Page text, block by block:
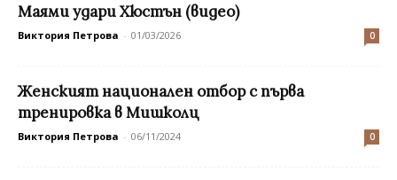
Маями удари Хюстън (видео)
Виктория Петрова - 01/03/2026 0
Женският национален отбор с първа
тренировка в Мишколц
Виктория Петрова - 06/11/2024 0